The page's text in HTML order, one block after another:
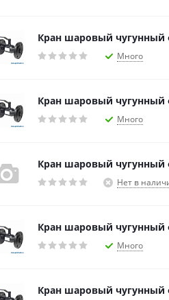
Кран шаровый чугунный
Много
Кран шаровый чугунный
Много
Кран шаровый чугунный
Нет в
Кран шаровый чугунный
Много
Кран шаровый чугунный